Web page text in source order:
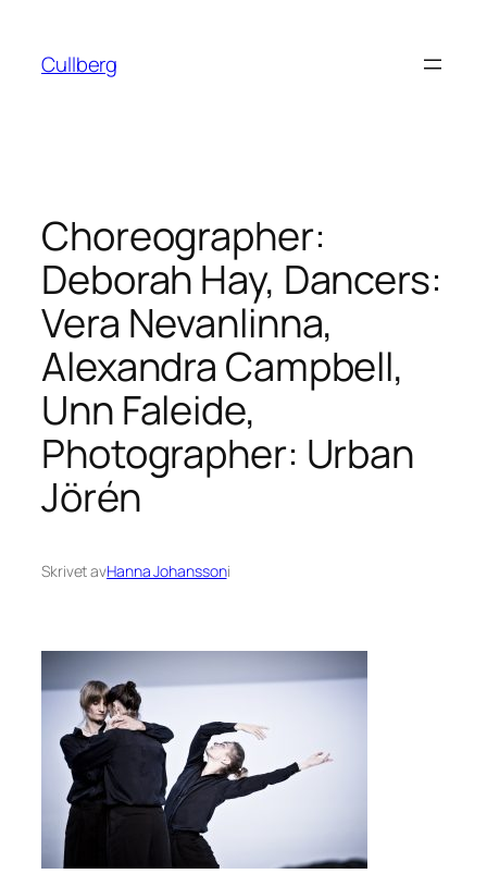
innehåll
Cullberg
Choreographer:
Deborah Hay, Dancers:
Vera Nevanlinna,
Alexandra Campbell,
Unn Faleide,
Photographer: Urban
Jörén
Skrivet avHanna Johanssoni